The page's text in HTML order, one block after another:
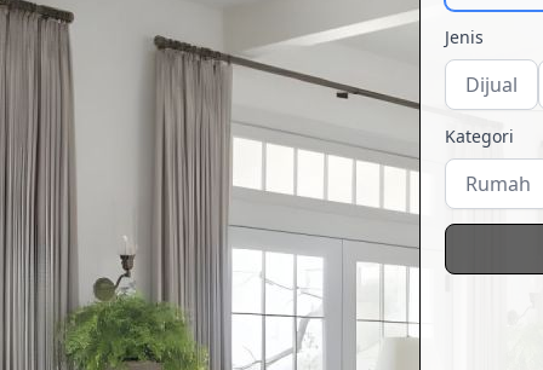
Jenis
Dijual
Kategori
Rumah